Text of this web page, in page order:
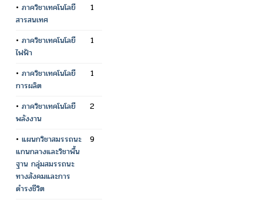
• ภาควิชาเทคโนโลยี
สารสนเทศ
1
• ภาควิชาเทคโนโลยี
ไฟฟ้า
1
• ภาควิชาเทคโนโลยี
การผลิต
1
• ภาควิชาเทคโนโลยี
พลังงาน
2
• แผนกวิชาสมรรถนะ
แกนกลางและวิชาพื้น
ฐาน กลุ่มสมรรถนะ
ทางสังคมและการ
ดำรงชีวิต
9